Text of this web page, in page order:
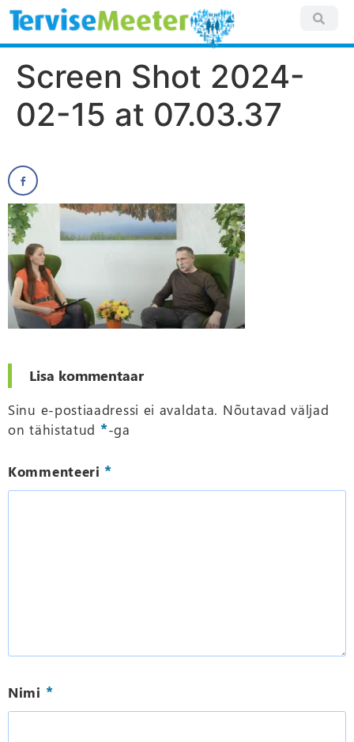
Screen Shot 2024-
02-15 at 07.03.37
Lisa kommentaar
Sinu e-postiaadressi ei avaldata. Nõutavad väljad
on tähistatud *-ga
Kommenteeri*
Nimi *